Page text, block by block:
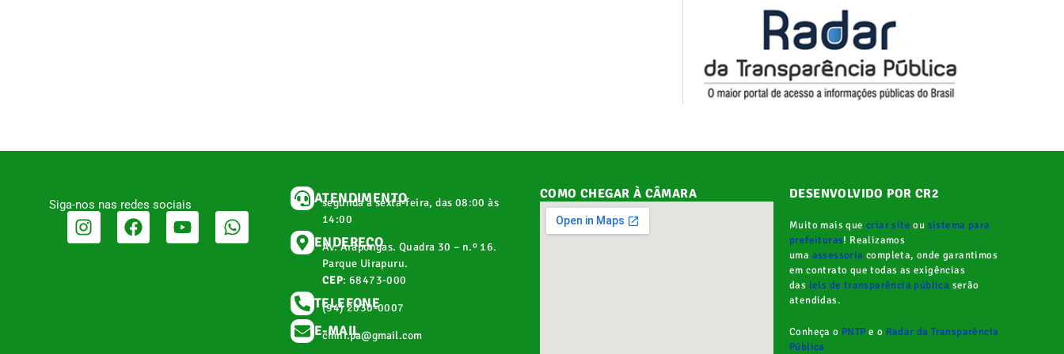
Siga-nos nas redes sociais ATENDIMENTO
segunda a sexta-feira, das 08:00 às
14:00
ENDEREÇO
Av. Arapongas. Quadra 30 – n.º 16.
Parque Uirapuru.
CEP: 68473-000
TELEFONE
(94) 2030-0007
E-MAIL
cmnr.pa@gmail.com
COMO CHEGAR À CÂMARA DESENVOLVIDO POR CR2
Muito mais quecriar site ou sistema para
prefeituras! Realizamos
uma assessoria completa, onde garantimos
em contrato que todas as exigências
das leis de transparência pública serão
atendidas.
Conheça o PNTP e o Radar da Transparência
Pública